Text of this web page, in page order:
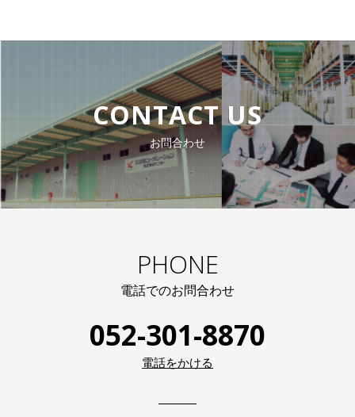
CONTACT US
お問合わせ
PHONE
電話でのお問合わせ
052-301-8870
電話をかける